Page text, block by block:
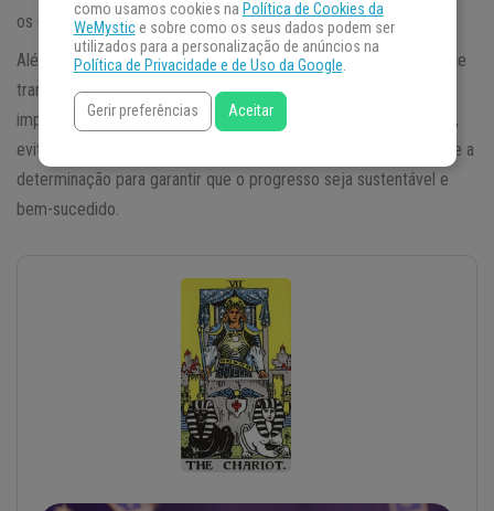
os objetivos serão conquistados em breve.
Além disso, O Carro pode anunciar uma mudança significativa que
trará benefícios. No entanto, a carta também alerta para a
importância de refletir e analisar cuidadosamente cada situação,
evitando decisões precipitadas. É essencial manter a disciplina e a
determinação para garantir que o progresso seja sustentável e
bem-sucedido.
como usamos cookies na Política de Cookies da
WeMystice sobre como os seus dados podem ser
utilizados para a personalização de anúncios na
Política de Privacidade e de Uso da Google.
Gerir preferências Aceitar